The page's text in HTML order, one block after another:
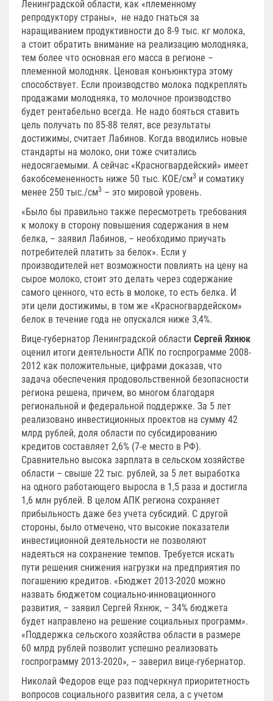
Ленинградской области, как «племенному
репродуктору страны», не надо гнаться за
наращиванием продуктивности до 8-9 тыс. кг молока,
а стоит обратить внимание на реализацию молодняка,
тем более что основная его масса в регионе –
племенной молодняк. Ценовая конъюнктура этому
способствует. Если производство молока подкреплять
продажами молодняка, то молочное производство
будет рентабельно всегда. Не надо бояться ставить
цель получать по 85-88 телят, все результаты
достижимы, считает Лабинов. Когда вводились новые
стандарты на молоко, они тоже считались
недосягаемыми. А сейчас «Красногвардейский» имеет
бакобсемененность ниже 50 тыс. КОЕ/см3 и соматику
менее 250 тыс./см3 – это мировой уровень.
«Было бы правильно также пересмотреть требования
к молоку в сторону повышения содержания в нем
белка, – заявил Лабинов, – необходимо приучать
потребителей платить за белок». Если у
производителей нет возможности повлиять на цену на
сырое молоко, стоит это делать через содержание
самого ценного, что есть в молоке, то есть белка. И
эти цели достижимы, в том же «Красногвардейском»
белок в течение года не опускался ниже 3,4%.
Вице-губернатор Ленинградской области Сергей Яхнюк
оценил итоги деятельности АПК по госпрограмме 2008-
2012 как положительные, цифрами доказав, что
задача обеспечения продовольственной безопасности
региона решена, причем, во многом благодаря
региональной и федеральной поддержке. За 5 лет
реализовано инвестиционных проектов на сумму 42
млрд рублей, доля области по субсидированию
кредитов составляет 2,6% (7-е место в РФ).
Сравнительно высока зарплата в сельском хозяйстве
области – свыше 22 тыс. рублей, за 5 лет выработка
на одного работающего выросла в 1,5 раза и достигла
1,6 млн рублей. В целом АПК региона сохраняет
прибыльность даже без учета субсидий. С другой
стороны, было отмечено, что высокие показатели
инвестиционной деятельности не позволяют
надеяться на сохранение темпов. Требуется искать
пути решения снижения нагрузки на предприятия по
погашению кредитов. «Бюджет 2013-2020 можно
назвать бюджетом социально-инновационного
развития, – заявил Сергей Яхнюк, – 34% бюджета
будет направлено на решение социальных программ».
«Поддержка сельского хозяйства области в размере
60 млрд рублей позволит успешно реализовать
госпрограмму 2013-2020», – заверил вице-губернатор.
Николай Федоров еще раз подчеркнул приоритетность
вопросов социального развития села, а с учетом